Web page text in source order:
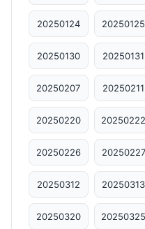
20250124 20250125
20250130 20250131
20250207 20250211
20250220 20250222
20250226 20250227
20250312 20250313
20250320 20250325